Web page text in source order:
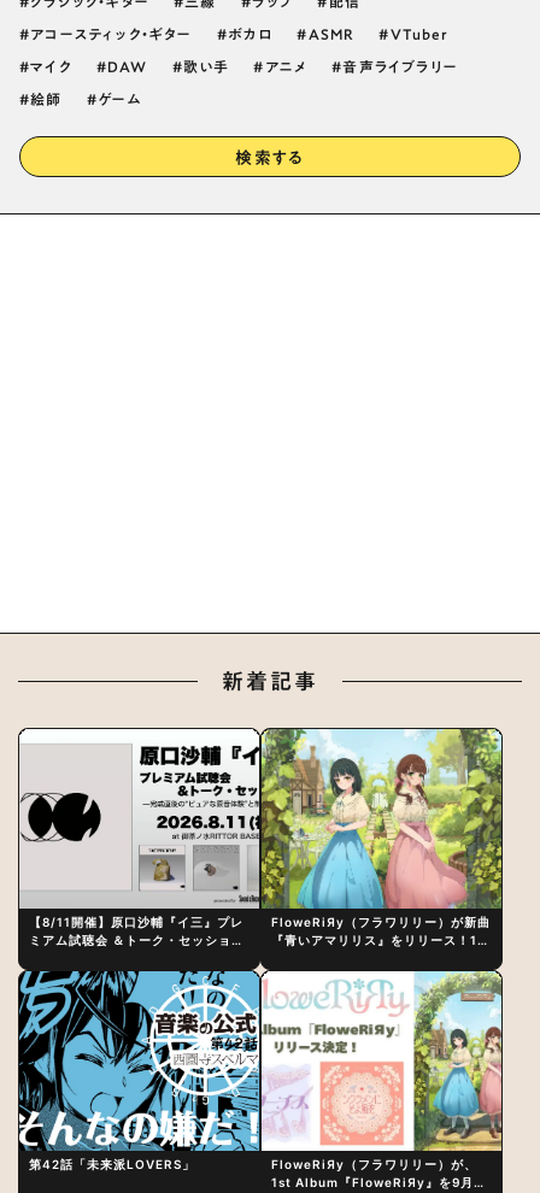
アコースティック・ギター ボカロ ASMR VTuber
マイク DAW 歌い手 アニメ 音声ライブラリー
絵師 ゲーム
検索する
新着記事
【8/11開催】原口沙輔『イ三』プレ
ミアム試聴会 ＆トーク・セッション
制作秘話
FloweRiЯy（フラワリリー）が新曲
『青いアマリリス』をリリース！1st
第42話「未来派LOVERS」
FloweRiЯy（フラワリリー）が、
1st Album『FloweRiЯy』を9月23